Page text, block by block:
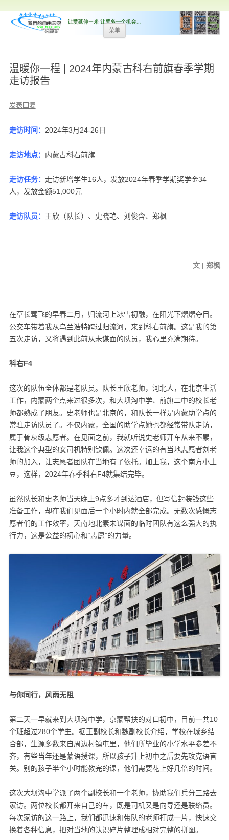
菜单
跳
至
温暖你一程 | 2024年内蒙古科右前旗春季学期
走访报告
发表回复
走访时间： 2024年3月24-26日
走访地点： 内蒙古科右前旗
走访任务： 走访新增学生16人，发放2024年春季学期奖学金34
人，发放金额51,000元
走访队员： 王欣（队长）、史晓艳、刘俊含、郑枫
文 | 郑枫
在草长莺飞的早春二月，归流河上冰雪初融，在阳光下熠熠夺目。
公交车带着我从乌兰浩特跨过归流河，来到科右前旗。这是我的第
五次走访，又将遇到此前从未谋面的队员，我心里充满期待。
科右F4
这次的队伍全体都是老队员。队长王欣老师，河北人，在北京生活
工作，内蒙两个点来过很多次，和大坝沟中学、前旗二中的校长老
师都熟成了朋友。史老师也是北京的，和队长一样是内蒙助学点的
常驻走访队员了。不仅内蒙，全国的助学点她也都经常带队走访，
属于骨灰级志愿者。在见面之前，我就听说史老师开车从来不累，
让我这个典型的女司机特别钦佩。这次还幸运的有当地志愿者刘老
师的加入，让志愿者团队在当地有了依托。加上我，这个南方小土
豆，这样，2024年春季科右F4就集结完毕。
虽然队长和史老师当天晚上9点多才到达酒店，但写信封装钱这些
准备工作，却在我们见面后一个小时内就全部完成。无数次感慨志
愿者们的工作效率，天南地北素未谋面的临时团队有这么强大的执
行力，这是公益的初心和“志愿”的力量。
与你同行，风雨无阻
第二天一早就来到大坝沟中学，京蒙帮扶的对口初中，目前一共10
个班超过280个学生。据王副校长和魏副校长介绍，学校在城乡结
合部，生源多数来自周边村镇屯里，他们所毕业的小学水平参差不
齐，有些当年还是蒙语授课，所以孩子升上初中之后要先攻克语言
关。别的孩子半个小时能教完的课，他们需要花上好几倍的时间。
这次大坝沟中学派了两个副校长和一个老师，协助我们兵分三路去
家访。两位校长都开来自己的车，既是司机又是向导还是联络员。
每次家访的这一路上，我们都迅速和带队的老师打成一片，快速交
换着各种信息，把对当地的认识碎片整理成相对完整的拼图。